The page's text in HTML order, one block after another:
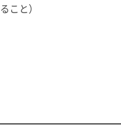
こと）